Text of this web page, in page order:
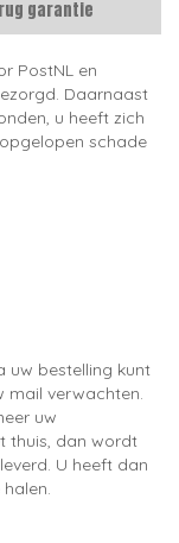
garantie
PostNL en
Daarnaast
u heeft zich
schade
uw bestelling kunt
mail verwachten.
uw
thuis, dan wordt
U heeft dan